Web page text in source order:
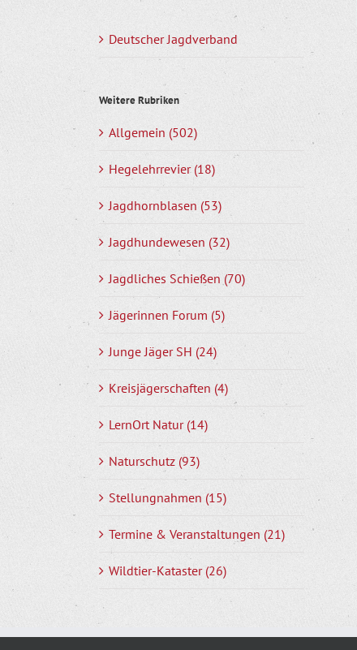
Deutscher Jagdverband
Weitere Rubriken
Allgemein (502)
Hegelehrrevier (18)
Jagdhornblasen (53)
Jagdhundewesen (32)
Jagdliches Schießen (70)
Jägerinnen Forum (5)
Junge Jäger SH (24)
Kreisjägerschaften (4)
LernOrt Natur (14)
Naturschutz (93)
Stellungnahmen (15)
Termine & Veranstaltungen (21)
Wildtier-Kataster (26)